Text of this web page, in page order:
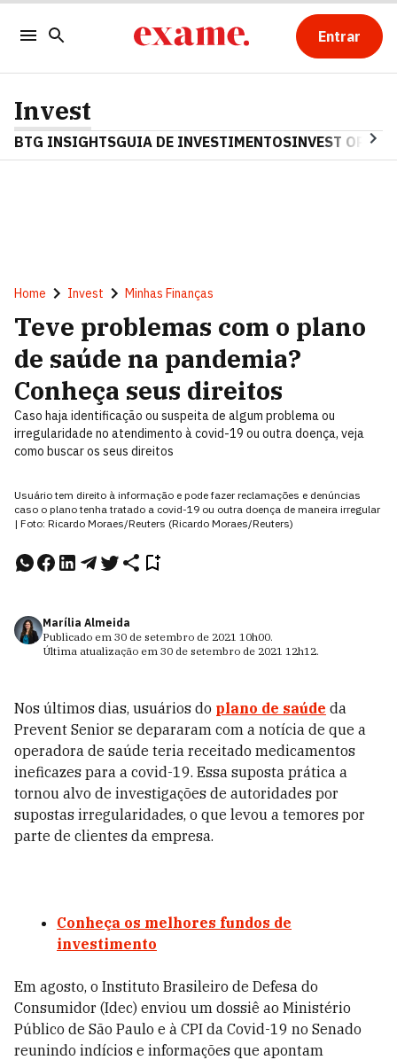
Entrar
Invest
BTG INSIGHTSGUIA DE INVESTIMENTOSINVEST OPINA
Home Invest Minhas Finanças
Teve problemas com o plano
de saúde na pandemia?
Conheça seus direitos
Caso haja identificação ou suspeita de algum problema ou
irregularidade no atendimento à covid-19 ou outra doença, veja
como buscar os seus direitos
Usuário tem direito à informação e pode fazer reclamações e denúncias
caso o plano tenha tratado a covid-19 ou outra doença de maneira irregular
| Foto: Ricardo Moraes/Reuters (Ricardo Moraes/Reuters)
Marília Almeida
Publicado em 30 de setembro de 2021 10h00.
Última atualização em 30 de setembro de 2021 12h12.
Nos últimos dias, usuários do plano de saúde da
Prevent Senior se depararam com a notícia de que a
operadora de saúde teria receitado medicamentos
ineficazes para a covid-19. Essa suposta prática a
tornou alvo de investigações de autoridades por
supostas irregularidades, o que levou a temores por
parte de clientes da empresa.
Conheça os melhores fundos de
investimento
Em agosto, o Instituto Brasileiro de Defesa do
Consumidor (Idec) enviou um dossiê ao Ministério
Público de São Paulo e à CPI da Covid-19 no Senado
reunindo indícios e informações que apontam